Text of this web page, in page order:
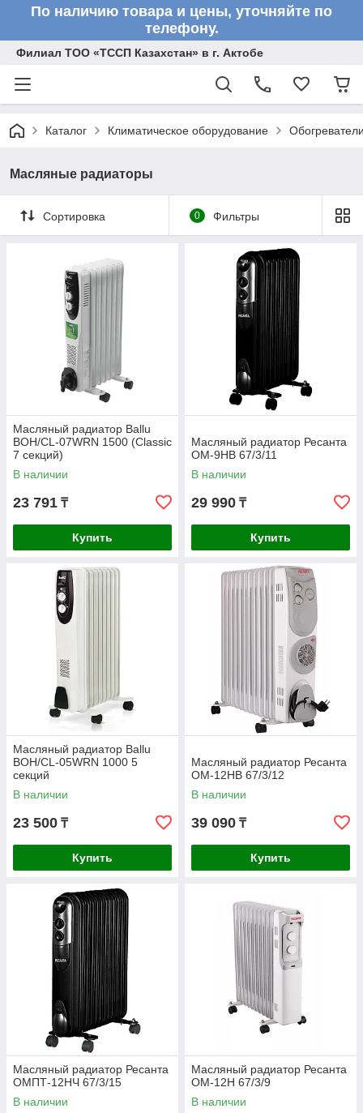
По наличию товара и цены, уточняйте по
телефону.
Филиал ТОО «ТССП Казахстан» в г. Актобе
Каталог Климатическое оборудование
Масляные радиаторы
Сортировка 0 Фильтры
Масляный радиатор Ballu
BOH/CL-07WRN 1500 (Classic
7 секций)
В наличии
23 791 ₸
Купить
Масляный радиатор Ресанта
ОМ-9НВ 67/3/11
В наличии
29 990 ₸
Купить
Масляный радиатор Ballu
BOH/CL-05WRN 1000 5
секций
В наличии
23 500 ₸
Купить
Масляный радиатор Ресанта
ОМ-12НВ 67/3/12
В наличии
39 090 ₸
Купить
Масляный радиатор Ресанта
ОМПТ-12НЧ 67/3/15
В наличии
Масляный радиатор Ресанта
ОМ-12Н 67/3/9
В наличии